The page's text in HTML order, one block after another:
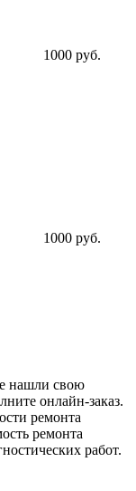
1000 руб.
1000 руб.
нашли свою
онлайн-заказ.
ремонта
ремонта
работ.